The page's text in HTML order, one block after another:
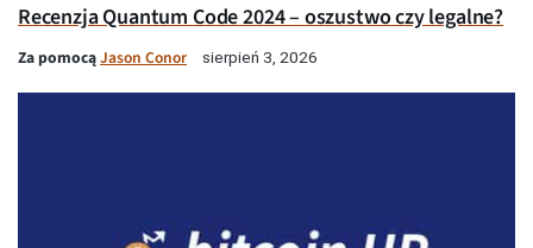
Recenzja Quantum Code 2024 – oszustwo czy legalne?
Za pomocąJason Conor sierpień 3, 2026